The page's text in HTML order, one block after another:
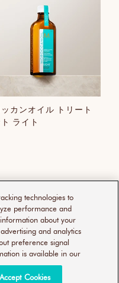
カンオイル トリート
ト ライト
technologies to
performance and
about your
and analytics
preference signal
is available in our
Cookies